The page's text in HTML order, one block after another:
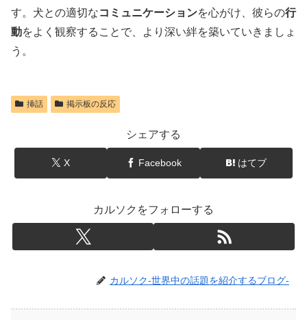
す。犬との適切なコミュニケーションを心がけ、彼らの行
動をよく観察することで、より深い絆を築いていきましょ
う。
挿話 掲示板の反応
シェアする
X Facebook はてブ
カルソクをフォローする
カルソク-世界中の話題を紹介するブログ-